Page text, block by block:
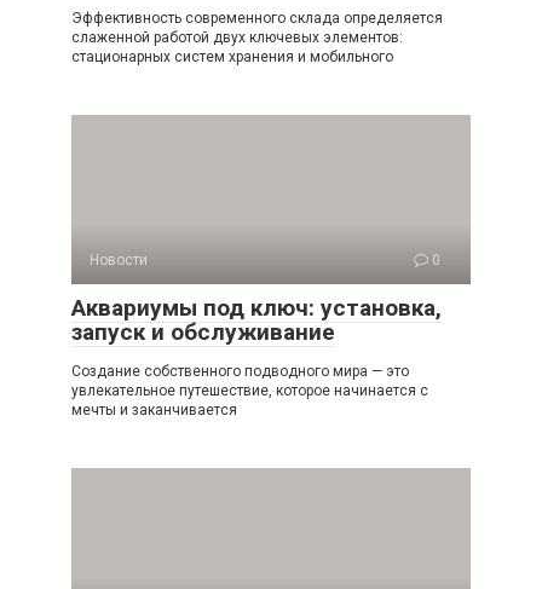
Эффективность современного склада определяется
слаженной работой двух ключевых элементов:
стационарных систем хранения и мобильного
Новости 0
Аквариумы под ключ: установка,
запуск и обслуживание
Создание собственного подводного мира — это
увлекательное путешествие, которое начинается с
мечты и заканчивается